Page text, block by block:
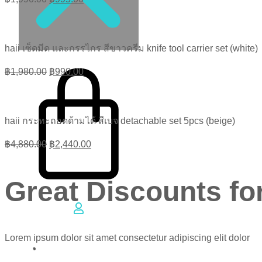
Cart
price
was:
price
haii เซ็ดมีด และกรรไกร สีขาวครีม knife tool carrier set (white)
฿1,980.00 Original
price
was:
฿990.00Current
price
is:
haii กระทะถอดด้ามได้ สีเบจ detachable set 5pcs (beige)
฿4,880.00 Original
was:
฿4,880.00.
฿2,440.00Current
is:
฿2,440.00.
Great Discounts
Lorem ipsum dolor sit amet consectetur adipiscing elit dolor
Learn More